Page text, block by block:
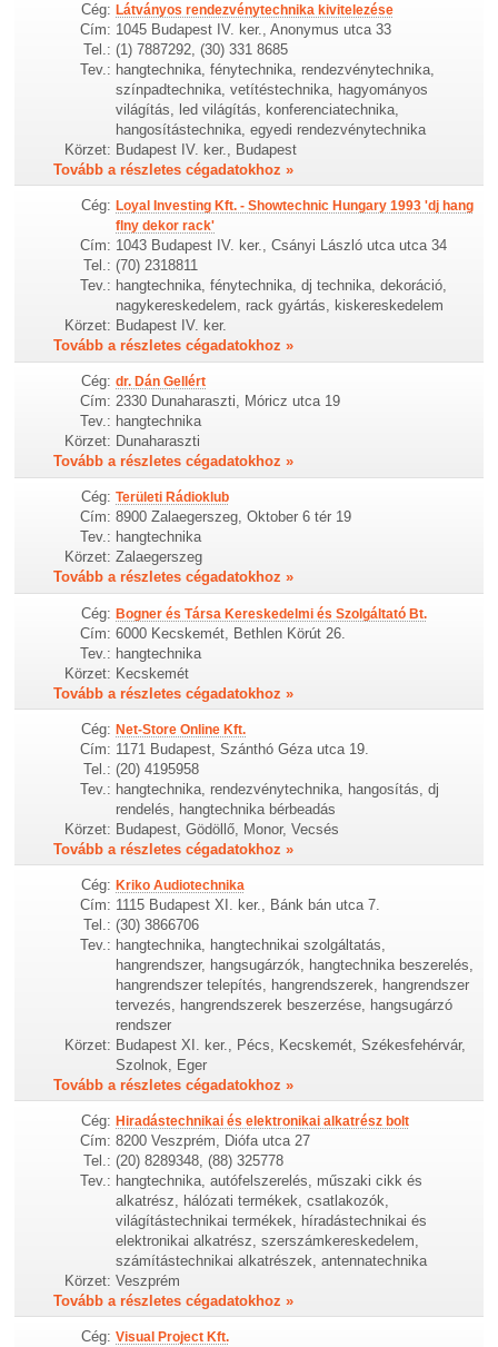
Cég: Látványos rendezvénytechnika kivitelezése
Cím: 1045 Budapest IV. ker., Anonymus utca 33
Tel.: (1) 7887292, (30) 331 8685
Tev.: hangtechnika, fénytechnika, rendezvénytechnika,
színpadtechnika, vetítéstechnika, hagyományos
világítás, led világítás, konferenciatechnika,
hangosítástechnika, egyedi rendezvénytechnika
Körzet: Budapest IV. ker., Budapest
Tovább a részletes cégadatokhoz »
Cég: Loyal Investing Kft. - Showtechnic Hungary 1993 'dj hang
flny dekor rack'
Cím: 1043 Budapest IV. ker., Csányi László utca utca 34
Tel.: (70) 2318811
Tev.: hangtechnika, fénytechnika, dj technika, dekoráció,
nagykereskedelem, rack gyártás, kiskereskedelem
Körzet: Budapest IV. ker.
Tovább a részletes cégadatokhoz »
Cég: dr. Dán Gellért
Cím: 2330 Dunaharaszti, Móricz utca 19
Tev.: hangtechnika
Körzet: Dunaharaszti
Tovább a részletes cégadatokhoz »
Cég: Területi Rádioklub
Cím: 8900 Zalaegerszeg, Oktober 6 tér 19
Tev.: hangtechnika
Körzet: Zalaegerszeg
Tovább a részletes cégadatokhoz »
Cég: Bogner és Társa Kereskedelmi és Szolgáltató Bt.
Cím: 6000 Kecskemét, Bethlen Körút 26.
Tev.: hangtechnika
Körzet: Kecskemét
Tovább a részletes cégadatokhoz »
Cég: Net-Store Online Kft.
Cím: 1171 Budapest, Szánthó Géza utca 19.
Tel.: (20) 4195958
Tev.: hangtechnika, rendezvénytechnika, hangosítás, dj
rendelés, hangtechnika bérbeadás
Körzet: Budapest, Gödöllő, Monor, Vecsés
Tovább a részletes cégadatokhoz »
Cég: Kriko Audiotechnika
Cím: 1115 Budapest XI. ker., Bánk bán utca 7.
Tel.: (30) 3866706
Tev.: hangtechnika, hangtechnikai szolgáltatás,
hangrendszer, hangsugárzók, hangtechnika beszerelés,
hangrendszer telepítés, hangrendszerek, hangrendszer
tervezés, hangrendszerek beszerzése, hangsugárzó
rendszer
Körzet: Budapest XI. ker., Pécs, Kecskemét, Székesfehérvár,
Szolnok, Eger
Tovább a részletes cégadatokhoz »
Cég: Hiradástechnikai és elektronikai alkatrész bolt
Cím: 8200 Veszprém, Diófa utca 27
Tel.: (20) 8289348, (88) 325778
Tev.: hangtechnika, autófelszerelés, műszaki cikk és
alkatrész, hálózati termékek, csatlakozók,
világítástechnikai termékek, híradástechnikai és
elektronikai alkatrész, szerszámkereskedelem,
számítástechnikai alkatrészek, antennatechnika
Körzet: Veszprém
Tovább a részletes cégadatokhoz »
Cég: Visual Project Kft.